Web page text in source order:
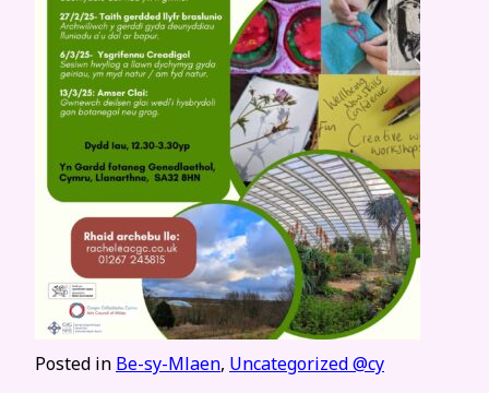
Posted in Be-sy-Mlaen, Uncategorized @cy